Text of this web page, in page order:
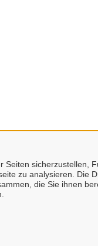
sicherzustellen,
zu analysieren. Die
die Sie ihnen